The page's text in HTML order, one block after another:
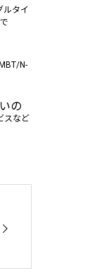
ルタイ
N-
の
スなど